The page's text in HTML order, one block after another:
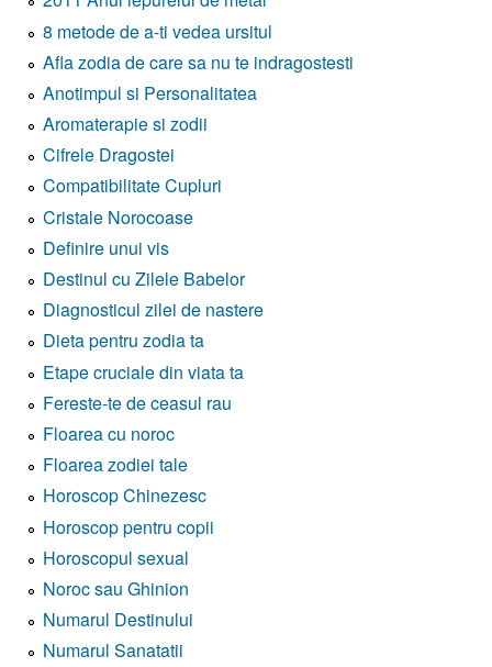
8 metode de a-ti vedea ursitul
Afla zodia de care sa nu te indragostesti
Anotimpul si Personalitatea
Aromaterapie si zodii
Cifrele Dragostei
Compatibilitate Cupluri
Cristale Norocoase
Definire unui vis
Destinul cu Zilele Babelor
Diagnosticul zilei de nastere
Dieta pentru zodia ta
Etape cruciale din viata ta
Fereste-te de ceasul rau
Floarea cu noroc
Floarea zodiei tale
Horoscop Chinezesc
Horoscop pentru copii
Horoscopul sexual
Noroc sau Ghinion
Numarul Destinului
Numarul Sanatatii